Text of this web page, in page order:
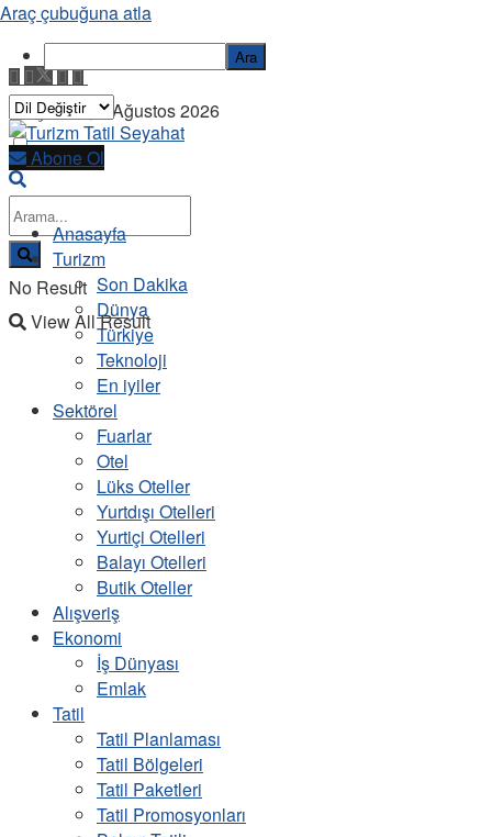
Perşembe, 6 Ağustos 2026
No Result
View All Result
Abone Ol
Anasayfa
Turizm
Son Dakika
Dünya
Türkiye
Teknoloji
En iyiler
Sektörel
Fuarlar
Otel
Lüks Oteller
Yurtdışı Otelleri
Yurtiçi Otelleri
Balayı Otelleri
Butik Oteller
Alışveriş
Ekonomi
İş Dünyası
Emlak
Tatil
Tatil Planlaması
Tatil Bölgeleri
Tatil Paketleri
Tatil Promosyonları
Araç çubuğuna atla
Ara